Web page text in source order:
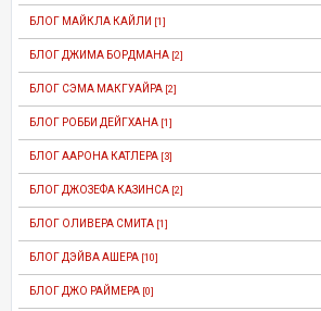
БЛОГ МАЙКЛА КАЙЛИ [1]
БЛОГ ДЖИМА БОРДМАНА [2]
БЛОГ СЭМА МАКГУАЙРА [2]
БЛОГ РОББИ ДЕЙГХАНА [1]
БЛОГ ААРОНА КАТЛЕРА [3]
БЛОГ ДЖОЗЕФА КАЗИНСА [2]
БЛОГ ОЛИВЕРА СМИТА [1]
БЛОГ ДЭЙВА АШЕРА [10]
БЛОГ ДЖО РАЙМЕРА [0]